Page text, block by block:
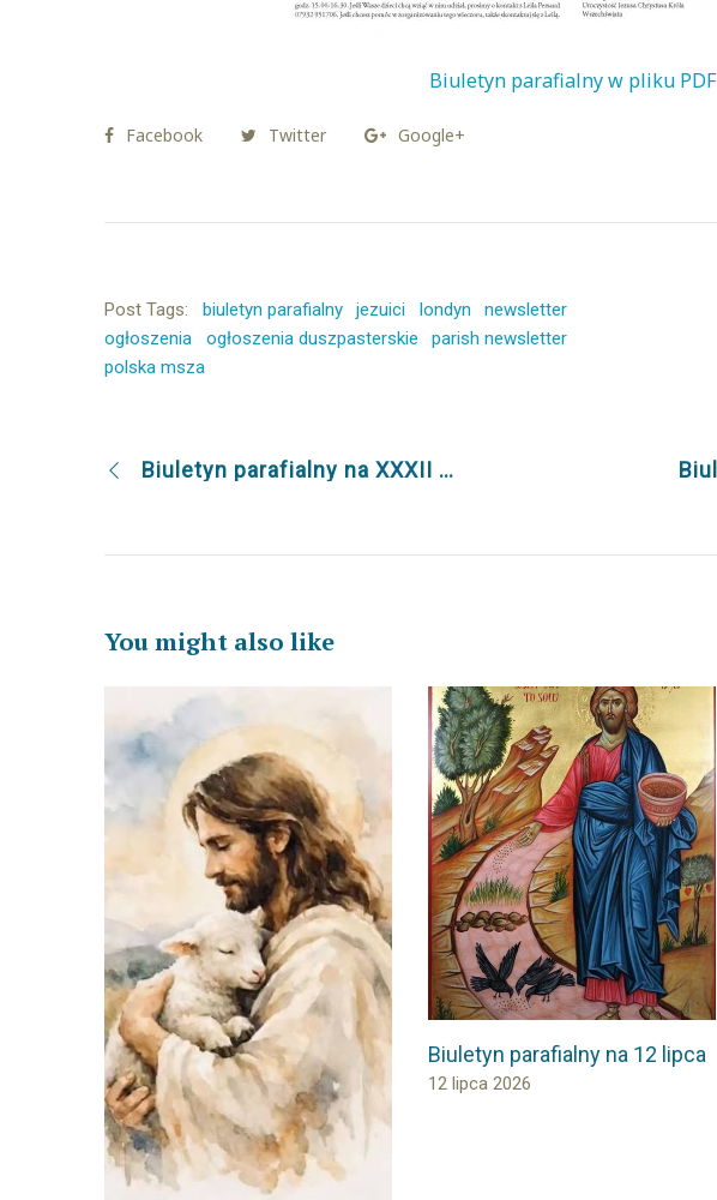
Biuletyn parafialny w pliku PDF
Facebook Twitter Google+
Post Tags: biuletyn parafialny jezuici londyn
newsletter
ogłoszenia
ogłoszenia duszpasterskie
parish newsletter
polska msza
Biuletyn parafialny na XXXII Niedzielę Zwykłą 12.11.2017
You might also like
Biuletyn parafialny na 12 lipca
12 lipca 2026